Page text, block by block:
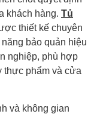
khách hàng. Tủ
thiết kế chuyên
bảo quản hiệu
nghiệp, phù hợp
thực phẩm và cửa
và không gian